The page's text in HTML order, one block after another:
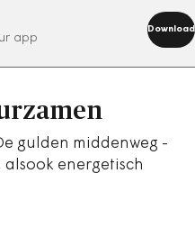
app
Download
gulden middenweg -
energetisch